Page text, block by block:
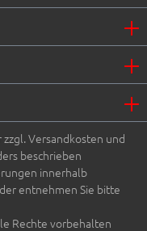
Versandkosten und
beschrieben
innerhalb
entnehmen Sie bitte
Rechte vorbehalten